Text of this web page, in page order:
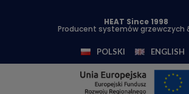
HEAT Since 1998
Producent systemów grzewczych
POLSKI ENGLISH